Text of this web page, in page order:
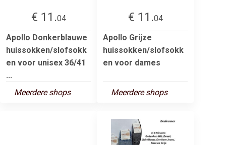
€ 11.04
Apollo Donkerblauwe
huissokken/slofsokk
en voor unisex 36/41
...
Meerdere shops
€ 11.04
Apollo Grijze
huissokken/slofsokk
en voor dames
Meerdere shops